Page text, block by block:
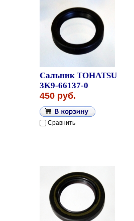
Сальник TOHATSU
3K9-66137-0
450 руб.
Сравнить